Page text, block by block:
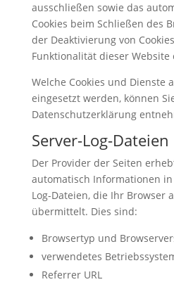
ausschließen sowie das
Cookies beim Schließen des
der Deaktivierung von
Funktionalität dieser Website
Welche Cookies und Dienste
eingesetzt werden, können
Datenschutzerklärung
Server-Log-Dateien
Der Provider der Seiten
automatisch Informationen
Log-Dateien, die Ihr Browser
übermittelt. Dies sind:
Browsertyp und
verwendetes
Referrer URL